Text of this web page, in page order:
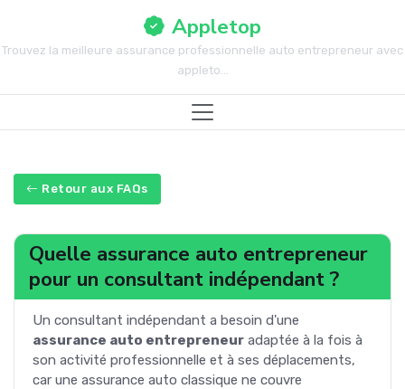
Appletop
Trouvez la meilleure assurance professionnelle auto entrepreneur avec
appleto...
Retour aux FAQs
Quelle assurance auto entrepreneur
pour un consultant indépendant ?
Un consultant indépendant a besoin d'une
assurance auto entrepreneur adaptée à la fois à
son activité professionnelle et à ses déplacements,
car une assurance auto classique ne couvre